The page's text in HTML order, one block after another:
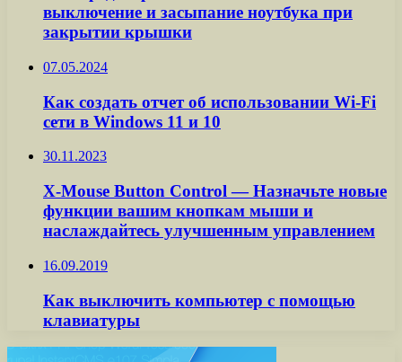
выключение и засыпание ноутбука при
закрытии крышки
07.05.2024
Как создать отчет об использовании Wi-Fi
сети в Windows 11 и 10
30.11.2023
X-Mouse Button Control — Назначьте новые
функции вашим кнопкам мыши и
наслаждайтесь улучшенным управлением
16.09.2019
Как выключить компьютер с помощью
клавиатуры